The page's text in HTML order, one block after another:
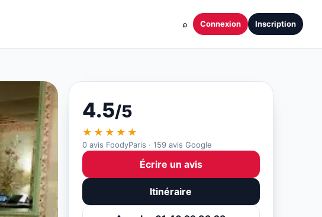
⌕ Connexion Inscription
4.5/5
★★★★★
0 avis FoodyParis · 159 avis Google
Écrire un avis
Itinéraire